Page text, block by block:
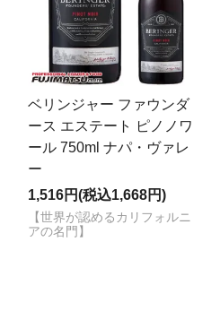
ベリンジャー ファウンダ
ース エステート ピノノワ
ール 750ml ナパ・ヴァレ
ー
1,516円(税込1,668円)
【世界が認めるカリフォルニ
アの名門】